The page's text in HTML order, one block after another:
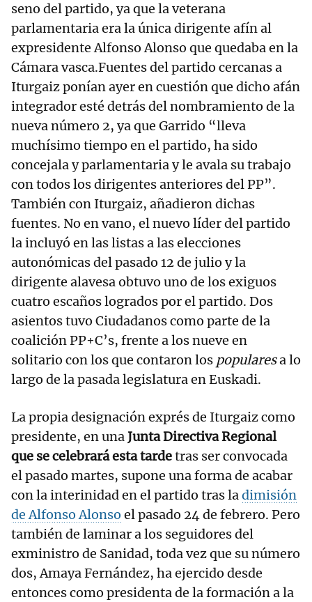
seno del partido, ya que la veterana
parlamentaria era la única dirigente afín al
expresidente Alfonso Alonso que quedaba en la
Cámara vasca.Fuentes del partido cercanas a
Iturgaiz ponían ayer en cuestión que dicho afán
integrador esté detrás del nombramiento de la
nueva número 2, ya que Garrido “lleva
muchísimo tiempo en el partido, ha sido
concejala y parlamentaria y le avala su trabajo
con todos los dirigentes anteriores del PP”.
También con Iturgaiz, añadieron dichas
fuentes. No en vano, el nuevo líder del partido
la incluyó en las listas a las elecciones
autonómicas del pasado 12 de julio y la
dirigente alavesa obtuvo uno de los exiguos
cuatro escaños logrados por el partido. Dos
asientos tuvo Ciudadanos como parte de la
coalición PP+C’s, frente a los nueve en
solitario con los que contaron los popularesa lo
largo de la pasada legislatura en Euskadi.
La propia designación exprés de Iturgaiz como
presidente, en unaJunta Directiva Regional
que se celebrará esta tardetras ser convocada
el pasado martes, supone una forma de acabar
con la interinidad en el partido tras ladimisión
de Alfonso Alonso el pasado 24 de febrero. Pero
también de laminar a los seguidores del
exministro de Sanidad, toda vez que su número
dos, Amaya Fernández, ha ejercido desde
entonces como presidenta de la formación a la